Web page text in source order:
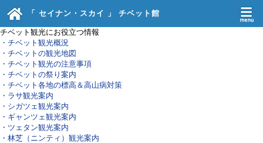
「 セイナン・スカイ 」 チベット館
チベット観光にお役立つ情報
・チベット観光概況
・チベットの観光地図
・チベット観光の注意事項
・チベットの祭り案内
・チベット各地の標高＆高山病対策
・ラサ観光案内
・シガツェ観光案内
・ギャンツェ観光案内
・ツェタン観光案内
・林芝（ニンティ）観光案内